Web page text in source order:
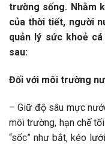
trường sống. Nhằm
của thời tiết, người
quản lý sức khoẻ
sau:
Đối với môi trường
– Giữ độ sâu mực
môi trường, hạn chế
“sốc” như bắt, kéo